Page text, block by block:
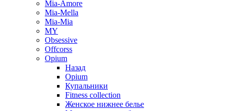
Mia-Amore
Mia-Mella
Mia-Mia
MY
Obsessive
Offcorss
Opium
Назад
Opium
Купальники
Fitness collection
Женское нижнее белье